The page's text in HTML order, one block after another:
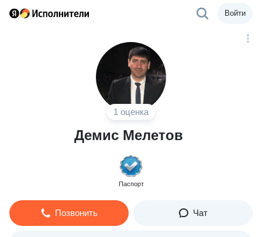
Войти
1 оценка
Демис Мелетов
Паспорт
Позвонить Чат